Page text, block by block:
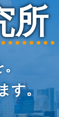
所
す。